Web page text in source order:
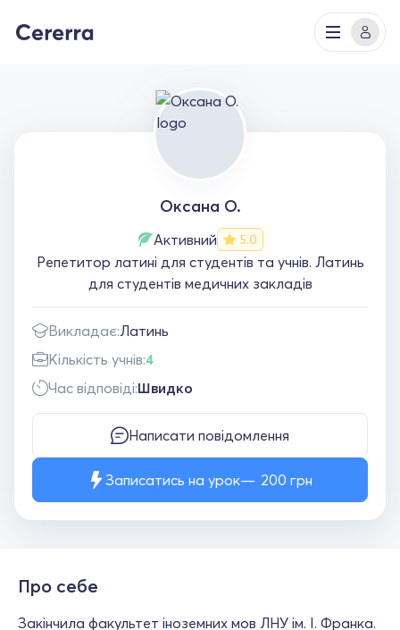
Оксана О.
Активний 5.0
Репетитор латині для студентів та учнів. Латинь
для студентів медичних закладів
Викладає:Латинь
Кількість учнів:4
Час відповіді:Швидко
Написати повідомлення
Записатись на урок 200 грн
Про себе
Закінчила факультет іноземних мов ЛНУ ім. І. Франка.